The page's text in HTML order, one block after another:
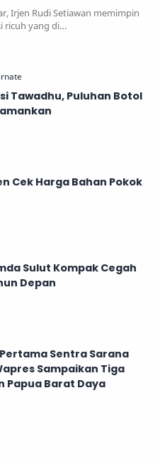
Irjen Rudi Setiawan memimpin
ricuh yang di…
Tawadhu, Puluhan Botol
Cek Harga Bahan Pokok
Sulut Kompak Cegah
Depan
Sentra Sarana
Sampaikan Tiga
Papua Barat Daya